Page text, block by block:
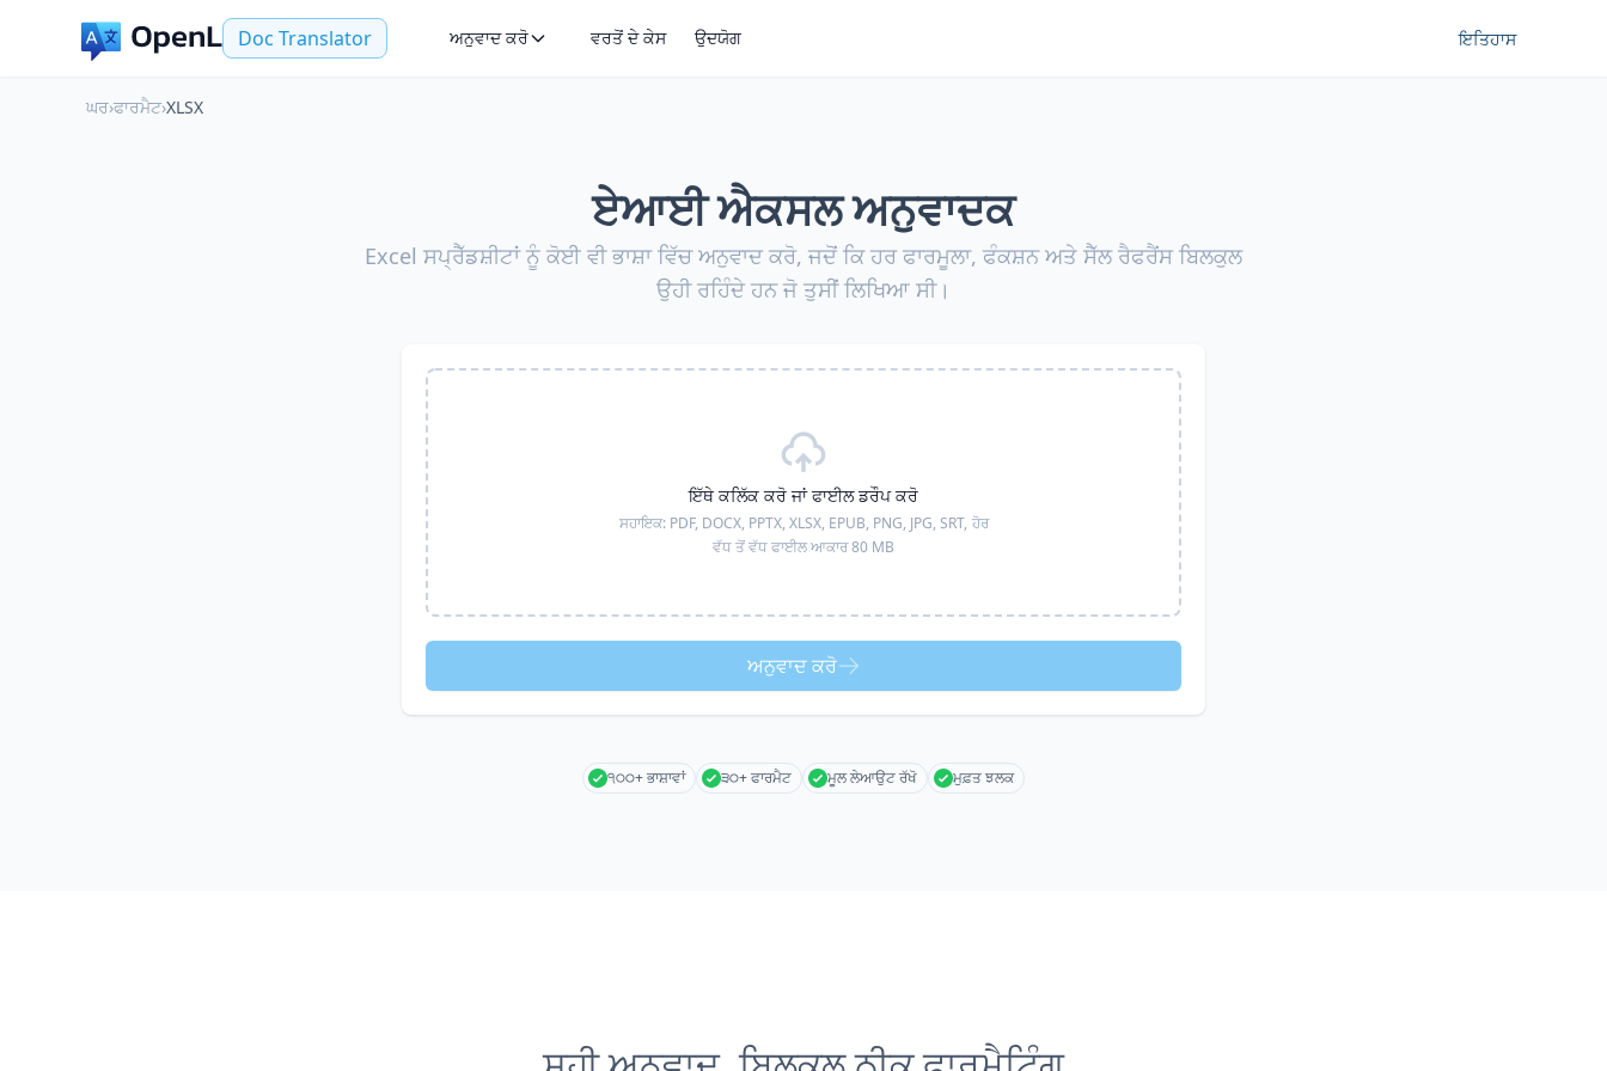
Doc Translator ਅਨੁਵਾਦ ਕਰੋ ਵਰਤੋਂ ਦੇ ਕੇਸ ਉਦਯੋਗ ਇਤਿਹਾਸ
ਘਰ›ਫਾਰਮੈਟ›XLSX
ਏਆਈ ਐਕਸਲ ਅਨੁਵਾਦਕ
Excel ਸਪ੍ਰੈੱਡਸ਼ੀਟਾਂ ਨੂੰ ਕੋਈ ਵੀ ਭਾਸ਼ਾ ਵਿੱਚ ਅਨੁਵਾਦ ਕਰੋ, ਜਦੋਂ ਕਿ ਹਰ ਫਾਰਮੂਲਾ, ਫੰਕਸ਼ਨ ਅਤੇ ਸੈੱਲ ਰੈਫਰੈਂਸ ਬਿਲਕੁਲ
ਉਹੀ ਰਹਿੰਦੇ ਹਨ ਜੋ ਤੁਸੀਂ ਲਿਖਿਆ ਸੀ।
ਇੱਥੇ ਕਲਿੱਕ ਕਰੋ ਜਾਂ ਫਾਈਲ ਡਰੌਪ ਕਰੋ
ਸਹਾਇਕ: PDF, DOCX, PPTX, XLSX, EPUB, PNG, JPG, SRT, ਹੋਰ
ਵੱਧ ਤੋਂ ਵੱਧ ਫਾਈਲ ਆਕਾਰ 80 MB
ਅਨੁਵਾਦ ਕਰੋ
੧੦੦+ ਭਾਸ਼ਾਵਾਂ ੩੦+ ਫਾਰਮੈਟ ਮੂਲ ਲੇਆਉਟ ਰੱਖੋ ਮੁਫ਼ਤ ਝਲਕ